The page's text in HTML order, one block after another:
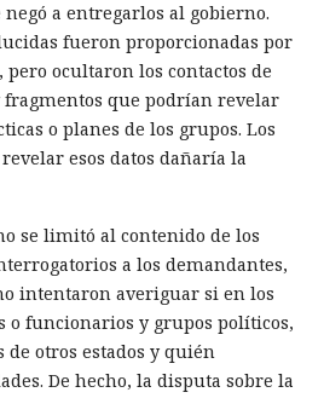
a entregarlos al gobierno.
fueron proporcionadas por
ocultaron los contactos de
que podrían revelar
o planes de los grupos. Los
esos datos dañaría la
se limitó al contenido de los
a los demandantes,
intentaron averiguar si en los
o funcionarios y grupos políticos,
otros estados y quién
De hecho, la disputa sobre la